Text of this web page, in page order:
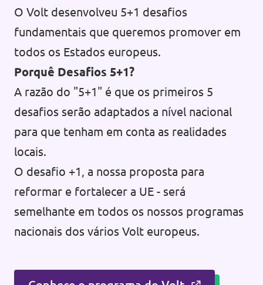
O Volt desenvolveu 5+1 desafios
fundamentais que queremos promover em
todos os Estados europeus.
Porquê Desafios 5+1?
A razão do "5+1" é que os primeiros 5
desafios serão adaptados a nível nacional
para que tenham em conta as realidades
locais.
O desafio +1, a nossa proposta para
reformar e fortalecer a UE - será
semelhante em todos os nossos programas
nacionais dos vários Volt europeus.